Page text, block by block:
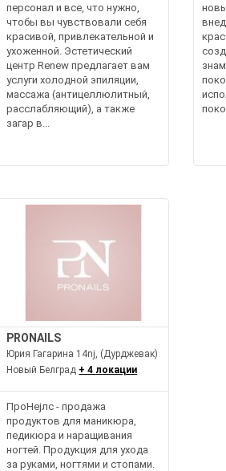
персонал и все, что нужно,
чтобы вы чувствовали себя
красивой, привлекательной и
ухоженной. Эстетический
центр Renew предлагает вам
услуги холодной эпиляции,
массажа (антицеллюлитный,
расслабляющий), а также
загар в...
PRONAILS
Юрия Гагарина 14nj, (Дурджевак)
Новый Белград + 4 локации
ПроНејлс - продажа
продуктов для маникюра,
педикюра и наращивания
ногтей. Продукция для ухода
за руками, ногтями и стопами.